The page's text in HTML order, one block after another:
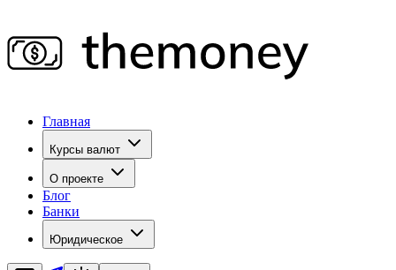
Главная
Курсы валют
О проекте
Блог
Банки
Юридическое